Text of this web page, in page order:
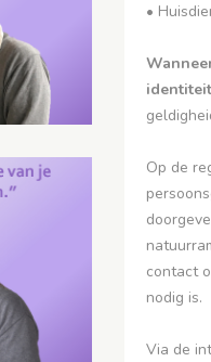
•
Op de
contact
nodig is.
Via de